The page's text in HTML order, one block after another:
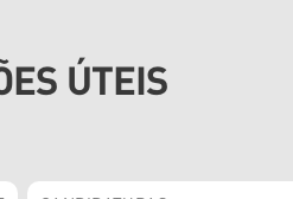
ÚTEIS